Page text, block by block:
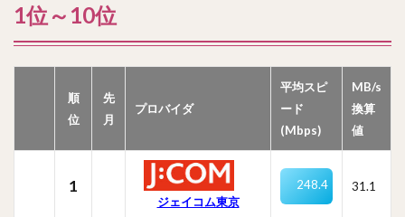
1位～10位
順
位
先
月
プロバイダ
平均スピ
ード
(Mbps)
MB/s
換算
値
1
ジェイコム東京
248.4 31.1